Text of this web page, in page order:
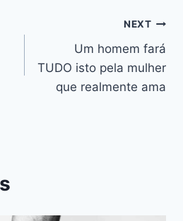
NEXT
Um homem fará
TUDO isto pela mulher
que realmente ama